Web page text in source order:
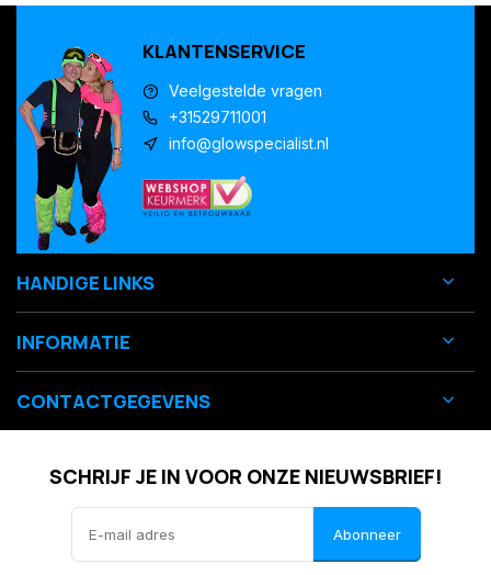
KLANTENSERVICE
Veelgestelde vragen
+31529711001
info@glowspecialist.nl
HANDIGE LINKS
INFORMATIE
CONTACTGEGEVENS
SCHRIJF JE IN VOOR ONZE NIEUWSBRIEF!
Abonneer